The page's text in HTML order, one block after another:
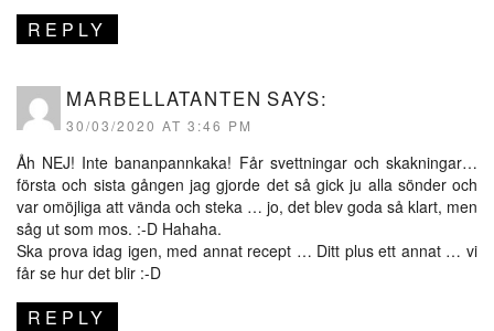
REPLY
MARBELLATANTEN SAYS:
30/03/2020 AT 3:46 PM
Åh NEJ! Inte bananpannkaka! Får svettningar och skakningar…
första och sista gången jag gjorde det så gick ju alla sönder och
var omöjliga att vända och steka … jo, det blev goda så klart, men
såg ut som mos. :-D Hahaha.
Ska prova idag igen, med annat recept … Ditt plus ett annat … vi
får se hur det blir :-D
REPLY